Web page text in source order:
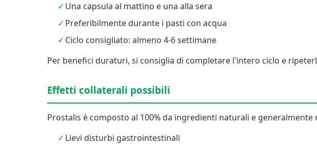
Una capsula al mattino e una alla sera
Preferibilmente durante i pasti con acqua
Ciclo consigliato: almeno 4-6 settimane
Per benefici duraturi, si consiglia di completare l'intero ciclo e
Effetti collaterali possibili
Prostalis è composto al 100% da ingredienti naturali e
Lievi disturbi gastrointestinali